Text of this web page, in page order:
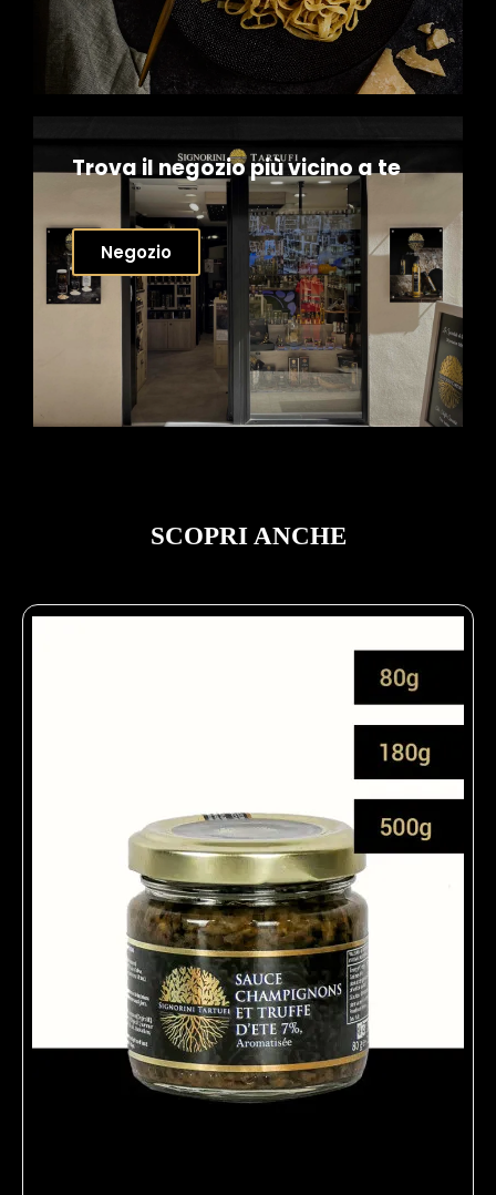
Trova il negozio più vicino a te
Negozio
SCOPRI ANCHE